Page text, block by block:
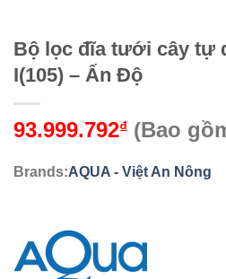
Bộ lọc đĩa tưới cây tự
I(105) – Ấn Độ
93.999.792₫ (Bao
Brands:AQUA - Việt An Nông